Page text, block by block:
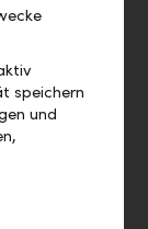
2025,
CHF 125.9
of the
speichern
und